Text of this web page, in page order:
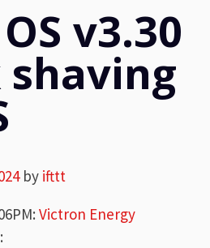
v3.30
shaving
by ifttt
:Victron Energy